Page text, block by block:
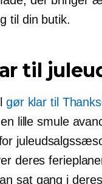
til din butik.
til
gør klar til
lille smule
deres
sat gang i